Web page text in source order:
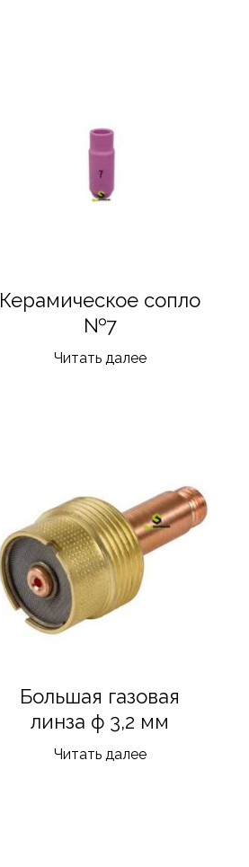
Керамическое сопло
№7
Читать далее
Большая газовая
линза ф 3,2 мм
Читать далее